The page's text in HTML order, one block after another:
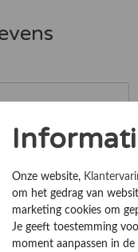
Onze website,
om het gedrag van
marketing cookies om
Je geeft toestemming
moment aanpassen in de